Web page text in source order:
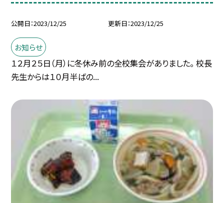
公開日 2023/12/25 更新日 2023/12/25
お知らせ
１２月２５日（月）に冬休み前の全校集会がありました。 校長
先生からは１０月半ばの...